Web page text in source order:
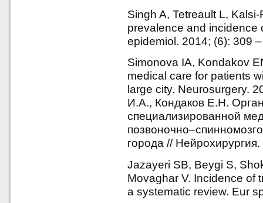
Singh A, Tetreault L,
prevalence and incidence
epidemiol. 2014; (6): 309
Simonova IA, Kondakov
medical care for patients
large city. Neurosurgery.
И.А., Кондаков Е.Н.
специализированной
города //
Jazayeri SB, Beygi S,
Movaghar V. Incidence of
a systematic review. Eur